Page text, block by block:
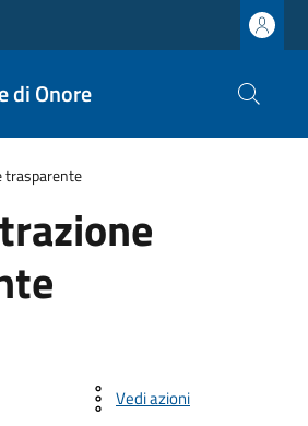
di Onore
trasparente
Vedi azioni